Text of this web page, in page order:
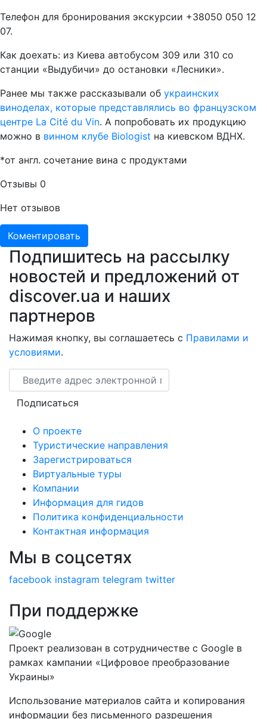
Телефон для бронирования экскурсии +38050 050 12
07.
Как доехать: из Киева автобусом 309 или 310 со
станции «Выдубичи» до остановки «Лесники».
Ранее мы также рассказывали об украинских
виноделах, которые представлялись во французском
центре La Cité du Vin. А попробовать их продукцию
можно в винном клубе Biologist на киевском ВДНХ.
*от англ. сочетание вина с продуктами
Отзывы 0
Нет отзывов
Коментировать
Подпишитесь на рассылку
новостей и предложений от
discover.ua и наших
партнеров
Нажимая кнопку, вы соглашаетесь с Правилами и
условиями.
Email
Подписаться
О проекте
Туристические направления
Зарегистрироваться
Виртуальные туры
Компании
Информация для гидов
Политика конфиденциальности
Контактная информация
Мы в соцсетях
facebook instagram telegram twitter
При поддержке
Проект реализован в сотрудничестве с Google в
рамках кампании «Цифровое преобразование
Украины»
Использование материалов сайта и копирования
информации без письменного разрешения